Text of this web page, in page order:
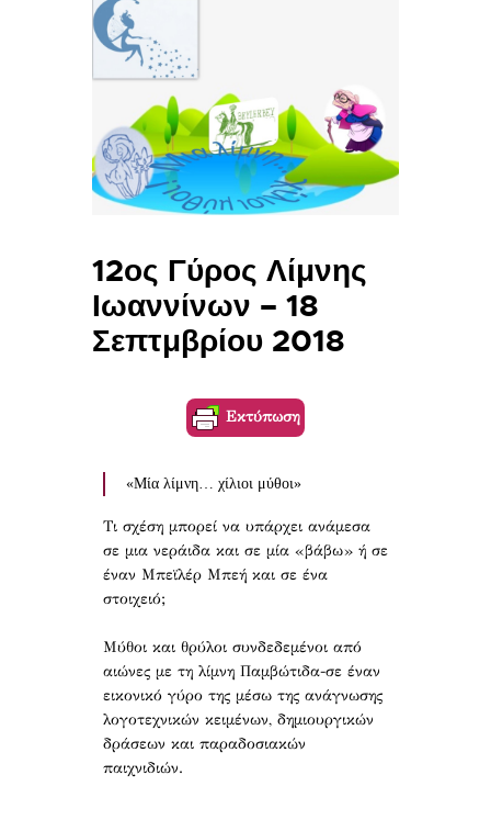
12ος Γύρος Λίμνης
Ιωαννίνων – 18
Σεπτμβρίου 2018
Εκτύπωση
«Μία λίμνη… χίλιοι μύθοι»
Τι σχέση μπορεί να υπάρχει ανάμεσα
σε μια νεράιδα και σε μία «βάβω» ή σε
έναν Μπεϊλέρ Μπεή και σε ένα
στοιχειό;
Μύθοι και θρύλοι συνδεδεμένοι από
αιώνες με τη λίμνη Παμβώτιδα-σε έναν
εικονικό γύρο της μέσω της ανάγνωσης
λογοτεχνικών κειμένων, δημιουργικών
δράσεων και παραδοσιακών
παιχνιδιών.